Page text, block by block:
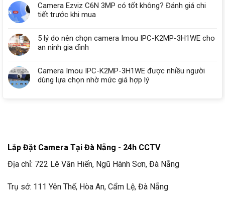
Camera Ezviz C6N 3MP có tốt không? Đánh giá chi
tiết trước khi mua
5 lý do nên chọn camera Imou IPC-K2MP-3H1WE cho
an ninh gia đình
Camera Imou IPC-K2MP-3H1WE được nhiều người
dùng lựa chọn nhờ mức giá hợp lý
Lắp Đặt Camera Tại Đà Nẵng - 24h CCTV
Địa chỉ: 722 Lê Văn Hiến, Ngũ Hành Sơn, Đà Nẵng
Trụ sở: 111 Yên Thế, Hòa An, Cẩm Lệ, Đà Nẵng